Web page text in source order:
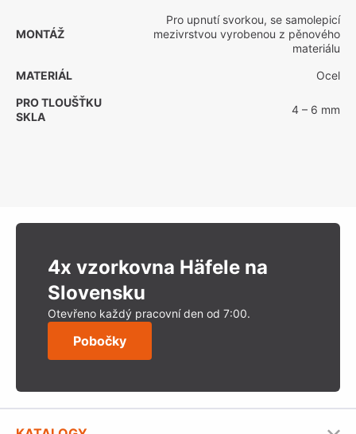
MONTÁŽ
Pro upnutí svorkou, se samolepicí
mezivrstvou vyrobenou z pěnového
materiálu
MATERIÁL
Ocel
PRO TLOUŠŤKU
SKLA
4 – 6 mm
4x vzorkovna Häfele na
Slovensku
Otevřeno každý pracovní den od 7:00.
Pobočky